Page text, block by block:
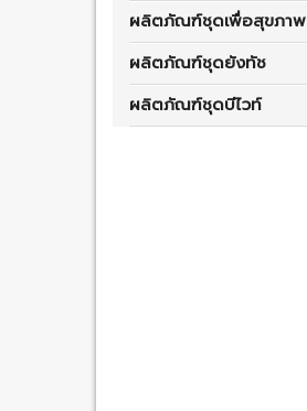
ผลิตภัณฑ์ชุดเพื่อสุขภาพ
ผลิตภัณฑ์ชุดยังทัช
ผลิตภัณฑ์ชุดบีไวท์